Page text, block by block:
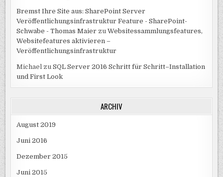
Bremst Ihre Site aus: SharePoint Server
Veröffentlichungsinfrastruktur Feature - SharePoint-
Schwabe - Thomas Maier zuWebsitessammlungsfeatures,
Websitefeatures aktivieren –
Veröffentlichungsinfrastruktur
Michael zuSQL Server 2016 Schritt für Schritt–Installation
und First Look
ARCHIV
August 2019
Juni 2016
Dezember 2015
Juni 2015